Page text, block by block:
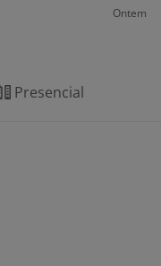
Ontem
Presencial